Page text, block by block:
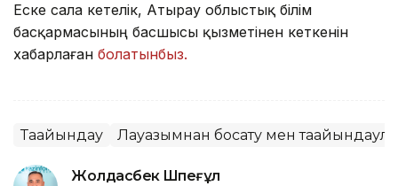
Еске сала кетелік, Атырау облыстық білім
басқармасының басшысы қызметінен кеткенін
хабарлаған болатынбыз.
Тағайындау Лауазымнан босату мен
Жолдасбек Шөпеғұл